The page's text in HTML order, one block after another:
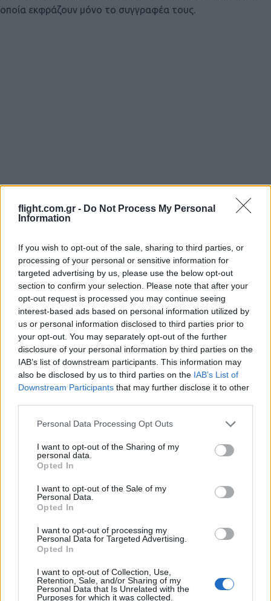
flight.com.gr - Do Not Process My Personal
Information
If you wish to opt-out of the sale, sharing to third parties, or
processing of your personal or sensitive information for
targeted advertising by us, please use the below opt-out
section to confirm your selection. Please note that after your
opt-out request is processed you may continue seeing
interest-based ads based on personal information utilized by
us or personal information disclosed to third parties prior to
your opt-out. You may separately opt-out of the further
disclosure of your personal information by third parties on the
IAB’s list of downstream participants. This information may
also be disclosed by us to third parties on the IAB’s List of
Downstream Participants that may further disclose it to other
Please note that this website/app uses one or more Google
not limited to your visit or usage behaviour. You may click to
grant or deny consent to Google and its third-party tags to
use your data for below specified purposes in below Google
consent section.
Personal Data Processing Opt Outs
I want to opt-out of the Sharing of my
personal data.
Opted In
I want to opt-out of the Sale of my
Personal Data.
Opted In
I want to opt-out of processing my
Personal Data for Targeted Advertising.
Opted In
I want to opt-out of Collection, Use,
Retention, Sale, and/or Sharing of my
Personal Data that Is Unrelated with the
Purposes for which it was collected.
οποία εκφράζουν μόνο το συγγραφέα τους.
Login
Please login to comment
Oldest
TARDIS(@tardis)
27 Ιουλίου 2025 20:19
27 Ιουλίου 2025 20:41
#683724
band aid” και να ακυρώσει κάθε ιδέα εκσυγχρονισμού,
γηρασμένων και παρωχημένων πλοίων.